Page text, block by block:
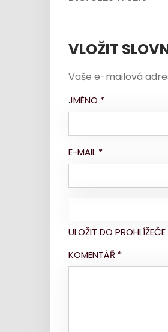
VLOŽIT
Vaše e-mailová
JMÉNO *
E-MAIL *
ULOŽIT DO
KOMENTÁŘ *